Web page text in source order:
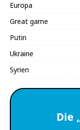
Europa
Great game
Putin
Ukraine
Syrien
Die